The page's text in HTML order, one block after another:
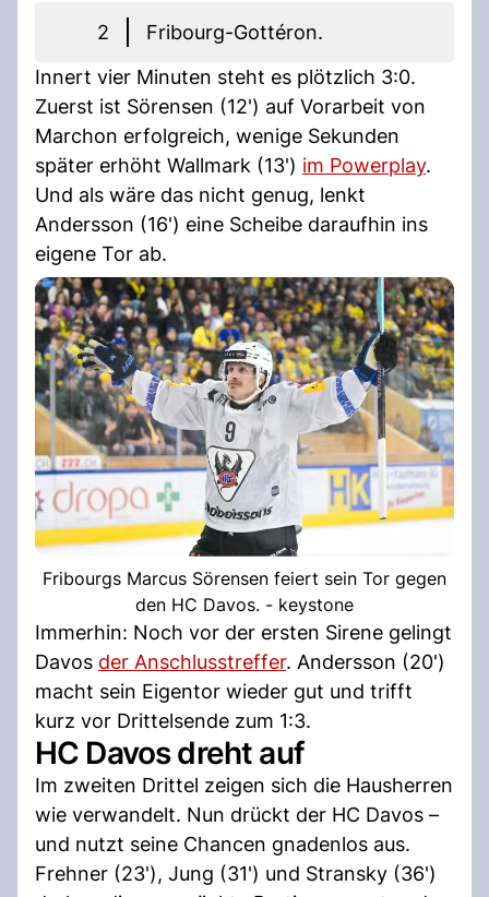
2
Fribourg-Gottéron.
Innert vier Minuten steht es plötzlich 3:0.
Zuerst ist Sörensen (12') auf Vorarbeit von
Marchon erfolgreich, wenige Sekunden
später erhöht Wallmark (13') im Powerplay.
Und als wäre das nicht genug, lenkt
Andersson (16') eine Scheibe daraufhin ins
eigene Tor ab.
Fribourgs Marcus Sörensen feiert sein Tor gegen
den HC Davos. - keystone
Immerhin: Noch vor der ersten Sirene gelingt
Davos der Anschlusstreffer. Andersson (20')
macht sein Eigentor wieder gut und trifft
kurz vor Drittelsende zum 1:3.
HC Davos dreht auf
Im zweiten Drittel zeigen sich die Hausherren
wie verwandelt. Nun drückt der HC Davos –
und nutzt seine Chancen gnadenlos aus.
Frehner (23'), Jung (31') und Stransky (36')